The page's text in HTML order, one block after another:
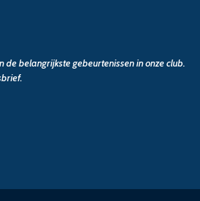
belangrijkste gebeurtenissen in onze club.